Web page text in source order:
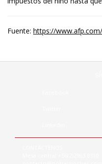
Fuente: https://